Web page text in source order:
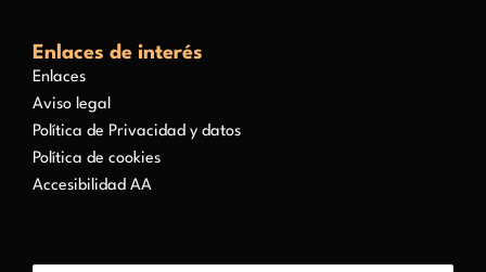
Enlaces de interés
Enlaces
Aviso legal
Política de Privacidad y datos
Política de cookies
Accesibilidad AA